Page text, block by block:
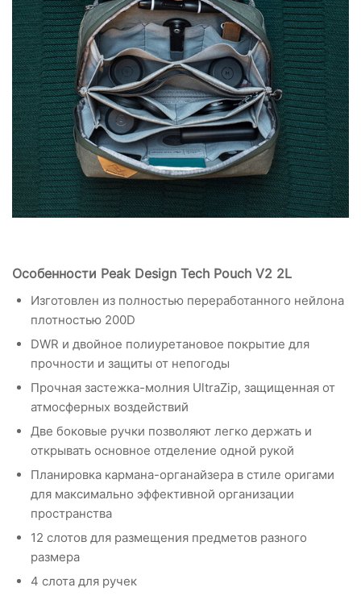
Особенности Peak Design Tech Pouch V2 2L
Изготовлен из полностью переработанного нейлона
плотностью 200D
DWR и двойное полиуретановое покрытие для
прочности и защиты от непогоды
Прочная застежка-молния UltraZip, защищенная от
атмосферных воздействий
Две боковые ручки позволяют легко держать и
открывать основное отделение одной рукой
Планировка кармана-органайзера в стиле оригами
для максимально эффективной организации
пространства
12 слотов для размещения предметов разного
размера
4 слота для ручек